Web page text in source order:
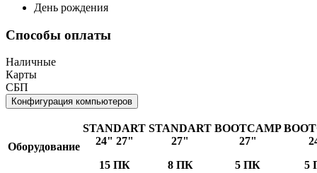
День рождения
Способы оплаты
Наличные
Карты
СБП
Конфигурация компьютеров
Оборудование
STANDART
24" 27"
15 ПК
STANDART
27"
8 ПК
BOOTCAMP
27"
5 ПК
5